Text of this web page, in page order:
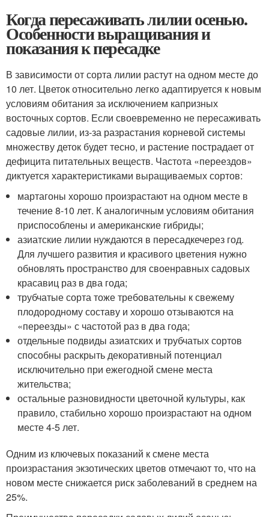
Когда пересаживать лилии осенью.
Особенности выращивания и
показания к пересадке
В зависимости от сорта лилии растут на одном месте до
10 лет. Цветок относительно легко адаптируется к новым
условиям обитания за исключением капризных
восточных сортов. Если своевременно не пересаживать
садовые лилии, из-за разрастания корневой системы
множеству деток будет тесно, и растение пострадает от
дефицита питательных веществ. Частота «переездов»
диктуется характеристиками выращиваемых сортов:
мартагоны хорошо произрастают на одном месте в
течение 8-10 лет. К аналогичным условиям обитания
приспособлены и американские гибриды;
азиатские лилии нуждаются в пересадкечерез год.
Для лучшего развития и красивого цветения нужно
обновлять пространство для своенравных садовых
красавиц раз в два года;
трубчатые сорта тоже требовательны к свежему
плодородному составу и хорошо отзываются на
«переезды» с частотой раз в два года;
отдельные подвиды азиатских и трубчатых сортов
способны раскрыть декоративный потенциал
исключительно при ежегодной смене места
жительства;
остальные разновидности цветочной культуры, как
правило, стабильно хорошо произрастают на одном
месте 4-5 лет.
Одним из ключевых показаний к смене места
произрастания экзотических цветов отмечают то, что на
новом месте снижается риск заболеваний в среднем на
25%.